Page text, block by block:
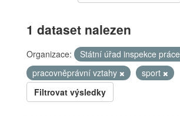
1 dataset nalezen
Organizace: Státní úřad inspekce práce
pracovněprávní vztahy
sport
Filtrovat výsledky